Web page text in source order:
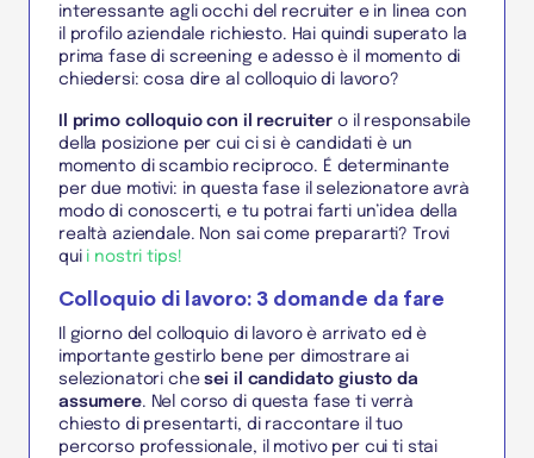
interessante agli occhi del recruiter e in linea con
il profilo aziendale richiesto. Hai quindi superato la
prima fase di screening e adesso è il momento di
chiedersi: cosa dire al colloquio di lavoro?
Il primo colloquio con il recruiter o il responsabile
della posizione per cui ci si è candidati è un
momento di scambio reciproco. É determinante
per due motivi: in questa fase il selezionatore avrà
modo di conoscerti, e tu potrai farti un’idea della
realtà aziendale. Non sai come prepararti? Trovi
qui i nostri tips!
Colloquio di lavoro: 3 domande da fare
Il giorno del colloquio di lavoro è arrivato ed è
importante gestirlo bene per dimostrare ai
selezionatori chesei il candidato giusto da
assumere. Nel corso di questa fase ti verrà
chiesto di presentarti, di raccontare il tuo
percorso professionale, il motivo per cui ti stai